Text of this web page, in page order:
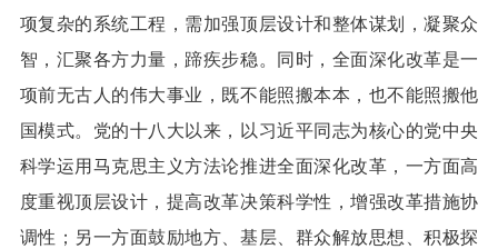
项复杂的系统工程，需加强顶层设计和整体谋划，凝聚众
智，汇聚各方力量，蹄疾步稳。同时，全面深化改革是一
项前无古人的伟大事业，既不能照搬本本，也不能照搬他
国模式。党的十八大以来，以习近平同志为核心的党中央
科学运用马克思主义方法论推进全面深化改革，一方面高
度重视顶层设计，提高改革决策科学性，增强改革措施协
调性；另一方面鼓励地方、基层、群众解放思想、积极探